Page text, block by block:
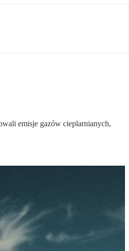
emisje gazów cieplarnianych,